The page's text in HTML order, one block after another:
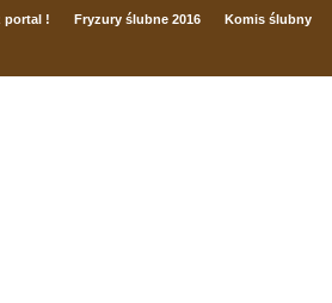
portal ! Fryzury ślubne 2016 Komis ślubny